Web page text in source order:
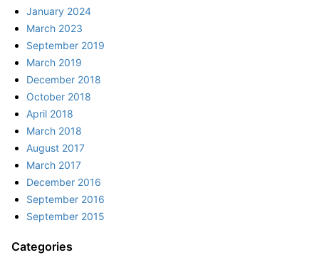
January 2024
March 2023
September 2019
March 2019
December 2018
October 2018
April 2018
March 2018
August 2017
March 2017
December 2016
September 2016
September 2015
Categories